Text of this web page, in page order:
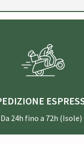
Da 24h fino a 72h (Isole)